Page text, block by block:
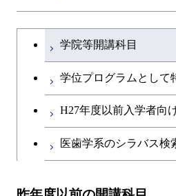
文系教養科目
英語科目
第二外国語科目
大学院課程を切り替える
学院等開講科目
学位プログラムとして
H27年度以前入学者向
医歯学系のシラバス検